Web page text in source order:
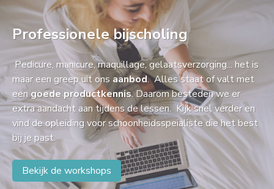
Professionele bijscholing
Pedicure, manicure, maquillage, gelaatsverzorging... het is
maar een greep uit ons aanbod. Alles staat of valt met
eengoede productkennis. Daarom besteden we er
extra aandacht aan tijdens de lessen. Kijk snel verder en
vind de opleiding voor schoonheidsspeialiste die het best
bij je past.
Bekijk de workshops